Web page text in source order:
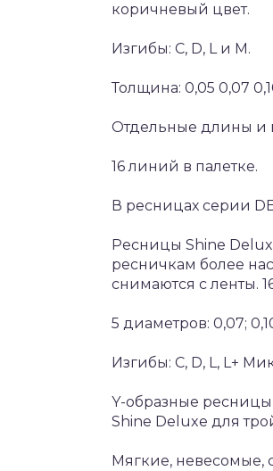
коричневый цвет.
Изгибы: С, D, L и М.
Толщина: 0,05 0,07
Отдельные длины и
16 линий в палетке.
В ресницах серии
Ресницы Shine
ресничкам более
снимаются с ленты.
5 диаметров: 0,07;
Изгибы: C, D, L, L+
Y-образные
Shine Deluxe для
Мягкие, невесомые,